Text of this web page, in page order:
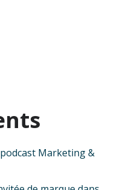
Marketing &